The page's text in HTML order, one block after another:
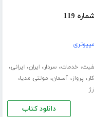
119
، خدمات، سردار، ایران، ایرانی،
، پرواز،آسمان، مولتی مدیا،
دانلود کتاب